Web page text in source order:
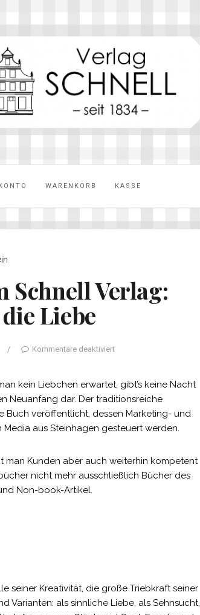
WARENKORB KASSE
Schnell Verlag:
Liebe
/ Kommentare deaktiviert
kein Liebchen erwartet, gibt’s keine Nacht
Neuanfang dar. Der traditionsreiche
Buch veröffentlicht, dessen Marketing- und
aus Steinhagen gesteuert werden.
man Kunden aber auch weiterhin kompetent
nicht mehr ausschließlich Bücher des
Non-book-Artikel.
seiner Kreativität, die große Triebkraft seiner
Varianten: als sinnliche Liebe, als Sehnsucht,